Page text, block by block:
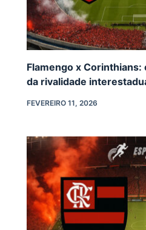
Flamengo x
da rivalidade
FEVEREIRO 11, 2026